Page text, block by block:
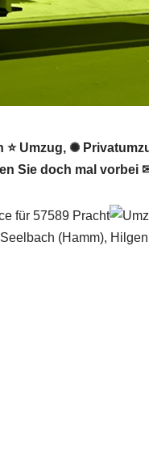
Umzug, ✺
Sie doch mal vorbei